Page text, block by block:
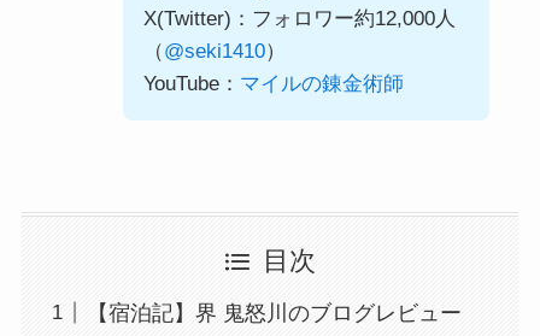
X(Twitter)：フォロワー約12,000人
（@seki1410）
YouTube： マイルの錬金術師
目次
【宿泊記】界 鬼怒川のブログレビュー